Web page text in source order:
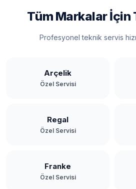
Tüm Markalar İçin
Profesyonel teknik servis
Arçelik
Özel Servisi
Regal
Özel Servisi
Franke
Özel Servisi